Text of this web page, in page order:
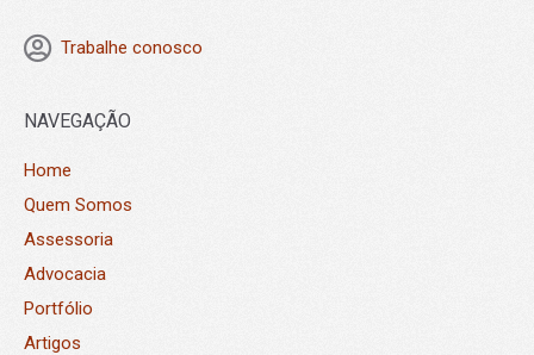
Trabalhe conosco
NAVEGAÇÃO
Home
Quem Somos
Assessoria
Advocacia
Portfólio
Artigos